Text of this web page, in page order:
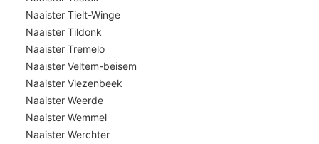
Naaister Tielt-Winge
Naaister Tildonk
Naaister Tremelo
Naaister Veltem-beisem
Naaister Vlezenbeek
Naaister Weerde
Naaister Wemmel
Naaister Werchter